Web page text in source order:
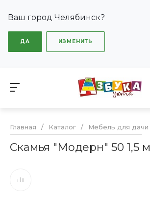
Ваш город Челябинск?
ДА ИЗМЕНИТЬ
Главная / Каталог / Мебель для дачи
Скамья "Модерн" 50 1,5 м